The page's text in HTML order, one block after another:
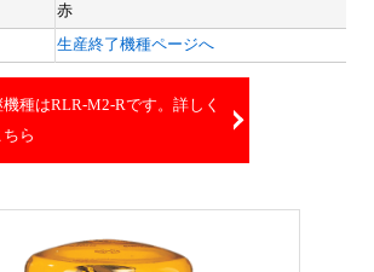
赤
生産終了機種ページへ
機種はRLR-M2-Rです。詳しく
ちら